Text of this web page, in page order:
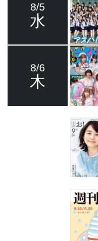
8/5
水
8/6
木